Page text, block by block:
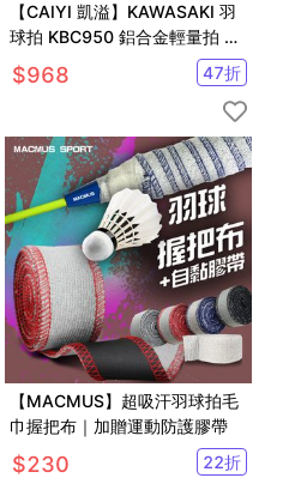
【CAIYI 凱溢】KAWASAKI 羽
球拍 KBC950 鋁合金輕量拍 附
贈球袋YY, VICTOR參考 2022
新款
$968 47折
【MACMUS】超吸汗羽球拍毛
巾握把布｜加贈運動防護膠帶
$230 22折